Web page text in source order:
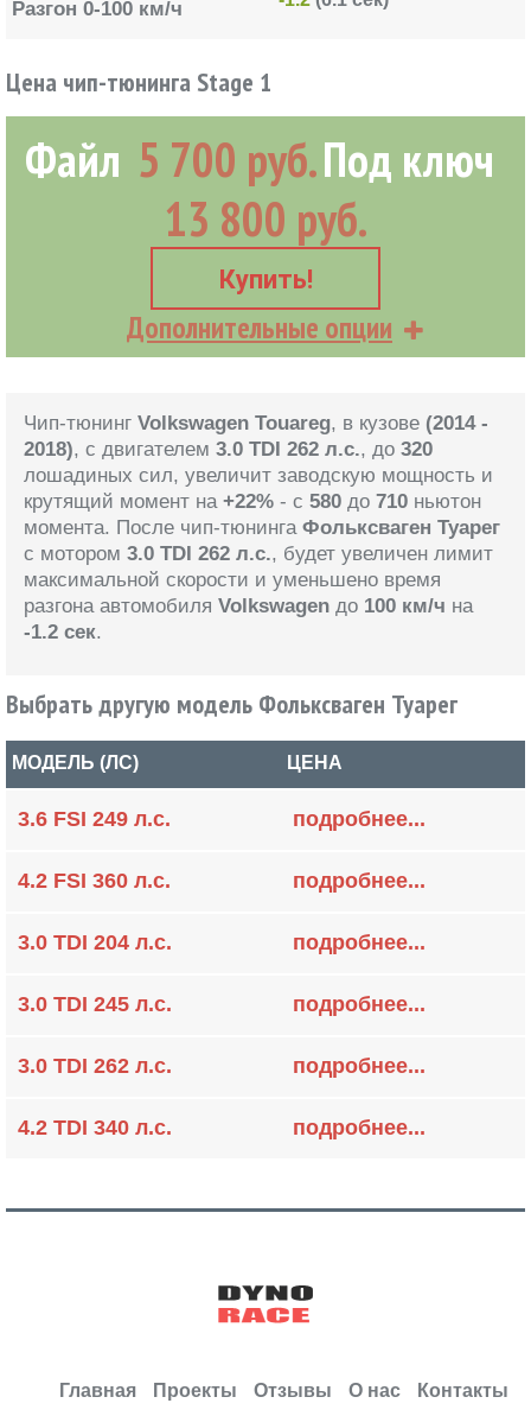
Разгон 0-100 км/ч
Цена чип-тюнинга Stage 1
Файл 5 700 руб.Под ключ
13 800 руб.
Купить!
Дополнительные опции
Чип-тюнинг Volkswagen Touareg, в кузове (2014 -
2018), с двигателем 3.0 TDI 262 л.с., до 320
лошадиных сил, увеличит заводскую мощность и
крутящий момент на +22% - с 580 до 710 ньютон
момента. После чип-тюнинга Фольксваген Туарег
с мотором 3.0 TDI 262 л.с., будет увеличен лимит
максимальной скорости и уменьшено время
разгона автомобиля Volkswagen до 100 км/ч на
-1.2 сек.
Выбрать другую модель Фольксваген Туарег
МОДЕЛЬ (ЛС) ЦЕНА
3.6 FSI 249 л.с. подробнее...
4.2 FSI 360 л.с. подробнее...
3.0 TDI 204 л.с. подробнее...
3.0 TDI 245 л.с. подробнее...
3.0 TDI 262 л.с. подробнее...
4.2 TDI 340 л.с. подробнее...
Главная Проекты Отзывы О нас
Контакты